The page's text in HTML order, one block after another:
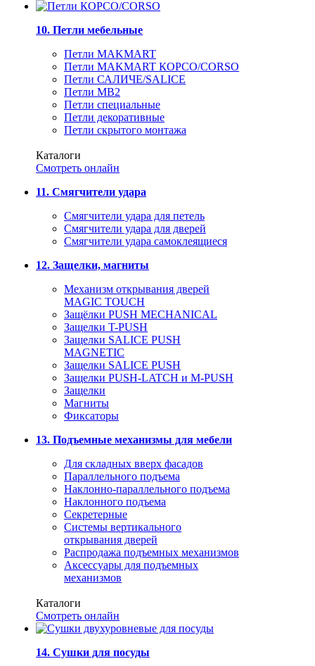
10. Петли мебельные
Петли MAKMART
Петли MAKMART КОРСО/CORSO
Петли САЛИЧЕ/SALICE
Петли MB2
Петли специальные
Петли декоративные
Петли скрытого монтажа
Каталоги
Смотреть онлайн
11. Смягчители удара
Смягчители удара для петель
Смягчители удара для дверей
Cмягчители удара самоклеящиеся
12. Защелки, магниты
Механизм открывания дверей
MAGIC TOUCH
Защёлки PUSH MECHANICAL
Защелки T-PUSH
Защелки SALICE PUSH
MAGNETIC
Защелки SALICE PUSH
Защелки PUSH-LATCH и M-PUSH
Защелки
Магниты
Фиксаторы
13. Подъемные механизмы для мебели
Для складных вверх фасадов
Параллельного подъема
Наклонно-параллельного подъема
Наклонного подъема
Секретерные
Системы вертикального
открывания дверей
Распродажа подъемных механизмов
Аксессуары для подъемных
механизмов
Каталоги
Смотреть онлайн
14. Сушки для посуды